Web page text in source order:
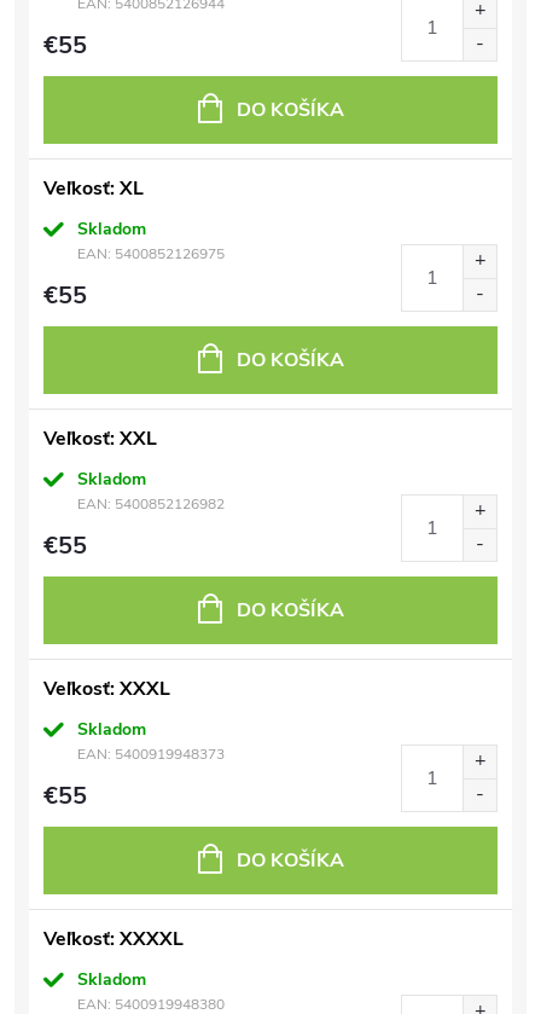
EAN: 5400852126944
€55
DO KOŠÍKA
Veľkosť: XL
Skladom
EAN: 5400852126975
€55
DO KOŠÍKA
Veľkosť: XXL
Skladom
EAN: 5400852126982
€55
DO KOŠÍKA
Veľkosť: XXXL
Skladom
EAN: 5400919948373
€55
DO KOŠÍKA
Veľkosť: XXXXL
Skladom
EAN: 5400919948380